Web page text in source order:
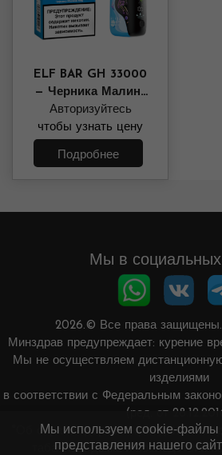
ELF BAR GH 33000
— Черника Малина
Лёд
Авторизуйтесь
чтобы узнать цену
Подробнее
Мы в социальных
2026.© Все права защищены.
Минздрав предупреждает: курение
Мы не осуществляем
изделиями
в соответствии с Федеральным
(ред. от
"Об охране здоровья граждан от
табачного дыма и последствий
Мы используем cookie-файлы
представления нашего